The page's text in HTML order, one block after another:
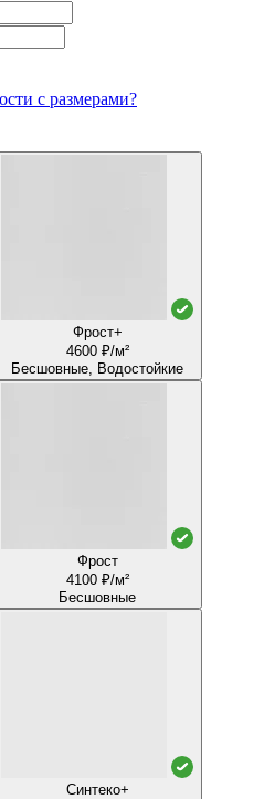
с размерами?
Фрост+
4600 ₽/м²
Бесшовные, Водостойкие
Фрост
4100 ₽/м²
Бесшовные
Синтеко+